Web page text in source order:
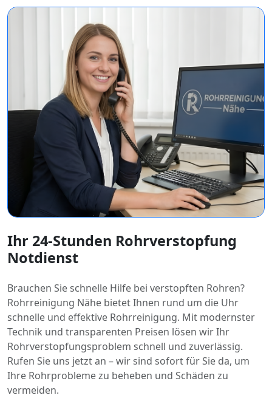
Ihr 24-Stunden Rohrverstopfung
Notdienst
Brauchen Sie schnelle Hilfe bei verstopften Rohren?
Rohrreinigung Nähe bietet Ihnen rund um die Uhr
schnelle und effektive Rohrreinigung. Mit modernster
Technik und transparenten Preisen lösen wir Ihr
Rohrverstopfungsproblem schnell und zuverlässig.
Rufen Sie uns jetzt an – wir sind sofort für Sie da, um
Ihre Rohrprobleme zu beheben und Schäden zu
vermeiden.